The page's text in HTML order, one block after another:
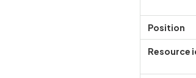
Position
Resource